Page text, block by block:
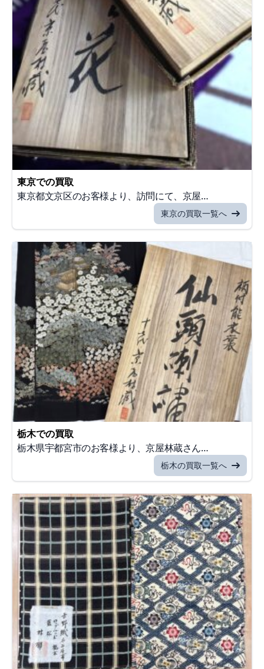
東京での買取
東京都文京区のお客様より、訪問にて、京屋…
東京の買取一覧へ
栃木での買取
栃木県宇都宮市のお客様より、京屋林蔵さん…
栃木の買取一覧へ